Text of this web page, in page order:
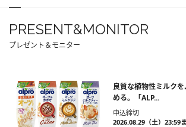
PRESENT&MONITOR
プレゼント＆モニター
良質な植物性ミルク
める。「ALP...
申込締切
2026.08.29（土）23:59